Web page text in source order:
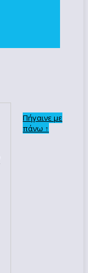
Πήγαινε με
πάνω ↑